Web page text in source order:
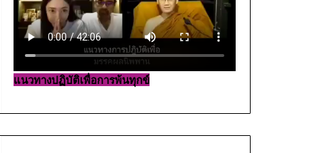
แนวทางปฏิบัติเพื่อการพ้นทุกข์